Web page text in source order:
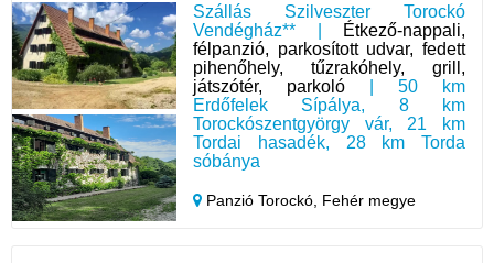
Szállás Szilveszter Torockó
Vendégház** |
Étkező-nappali,
félpanzió, parkosított udvar, fedett
pihenőhely, tűzrakóhely, grill,
játszótér, parkoló | 50 km
Erdőfelek Sípálya, 8 km
Torockószentgyörgy vár, 21 km
Tordai hasadék, 28 km Torda
sóbánya
Panzió Torockó, Fehér megye